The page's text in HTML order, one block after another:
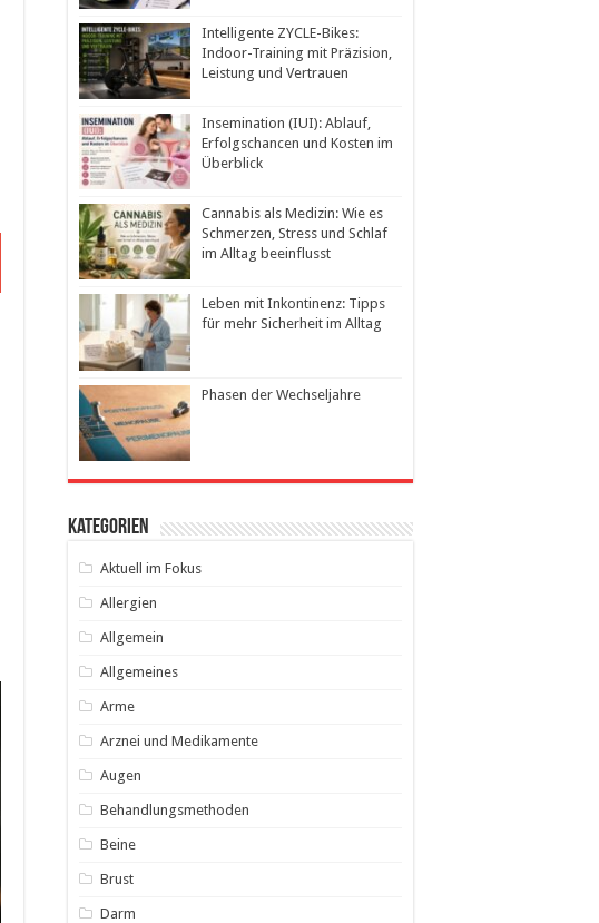
Intelligente ZYCLE-Bikes:
Indoor-Training mit Präzision,
Leistung und Vertrauen
Insemination (IUI): Ablauf,
Erfolgschancen und Kosten im
Überblick
Cannabis als Medizin: Wie es
Schmerzen, Stress und Schlaf
im Alltag beeinflusst
Leben mit Inkontinenz: Tipps
für mehr Sicherheit im Alltag
Phasen der Wechseljahre
Kategorien
Aktuell im Fokus
Allergien
Allgemein
Allgemeines
Arme
Arznei und Medikamente
Augen
Behandlungsmethoden
Beine
Brust
Darm